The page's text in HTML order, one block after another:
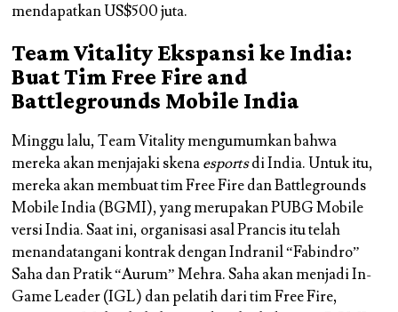
mendapatkan US$500 juta.
Team Vitality Ekspansi ke India:
Buat Tim Free Fire and
Battlegrounds Mobile India
Minggu lalu, Team Vitality mengumumkan bahwa
mereka akan menjajaki skenaesportsdi India. Untuk itu,
mereka akan membuat tim Free Fire dan Battlegrounds
Mobile India (BGMI), yang merupakan PUBG Mobile
versi India. Saat ini, organisasi asal Prancis itu telah
menandatangani kontrak denganIndranil “Fabindro”
SahadanPratik “Aurum” Mehra. Saha akan menjadi In-
Game Leader (IGL) dan pelatih dari tim Free Fire,